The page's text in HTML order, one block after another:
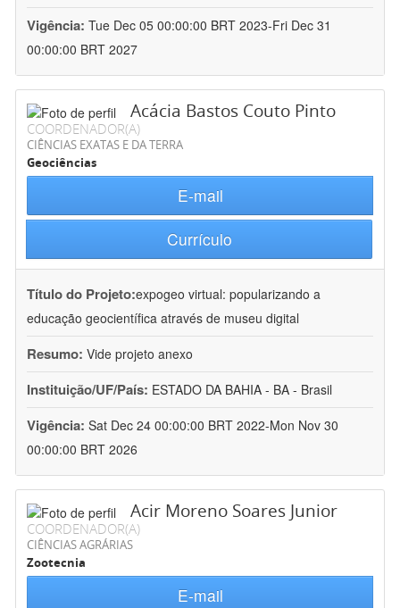
Vigência: Tue Dec 05 00:00:00 BRT 2023-Fri Dec 31
00:00:00 BRT 2027
Acácia Bastos Couto Pinto
COORDENADOR(A)
CIÊNCIAS EXATAS E DA TERRA
Geociências
E-mail
Currículo
Título do Projeto:expogeo virtual: popularizando a
educação geocientífica através de museu digital
Resumo: Vide projeto anexo
Instituição/UF/País: ESTADO DA BAHIA - BA - Brasil
Vigência: Sat Dec 24 00:00:00 BRT 2022-Mon Nov 30
00:00:00 BRT 2026
Acir Moreno Soares Junior
COORDENADOR(A)
CIÊNCIAS AGRÁRIAS
Zootecnia
E-mail